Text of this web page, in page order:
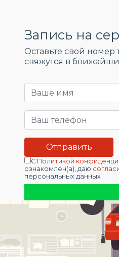
Запись на
Оставьте свой номер
свяжутся в
С Политикой
ознакомлен(а), даю
персональных данных